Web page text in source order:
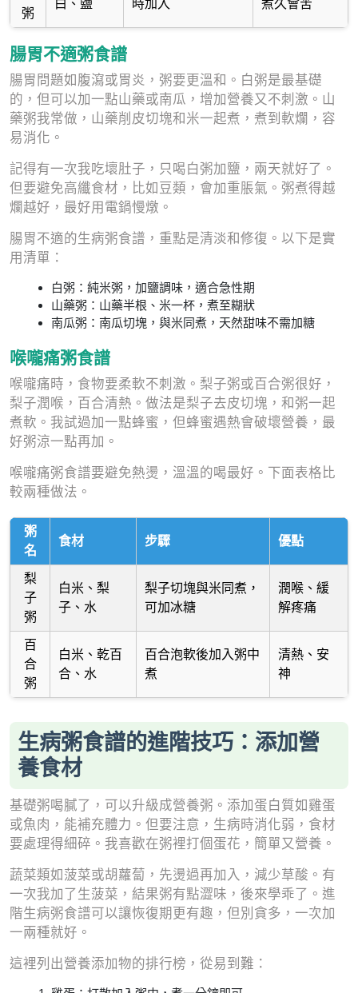
粥
白、鹽 時加入 煮久會苦
腸胃不適粥食譜
腸胃問題如腹瀉或胃炎，粥要更溫和。白粥是最基礎
的，但可以加一點山藥或南瓜，增加營養又不刺激。山
藥粥我常做，山藥削皮切塊和米一起煮，煮到軟爛，容
易消化。
記得有一次我吃壞肚子，只喝白粥加鹽，兩天就好了。
但要避免高纖食材，比如豆類，會加重脹氣。粥煮得越
爛越好，最好用電鍋慢燉。
腸胃不適的生病粥食譜，重點是清淡和修復。以下是實
用清單：
白粥：純米粥，加鹽調味，適合急性期
山藥粥：山藥半根、米一杯，煮至糊狀
南瓜粥：南瓜切塊，與米同煮，天然甜味不需加糖
喉嚨痛粥食譜
喉嚨痛時，食物要柔軟不刺激。梨子粥或百合粥很好，
梨子潤喉，百合清熱。做法是梨子去皮切塊，和粥一起
煮軟。我試過加一點蜂蜜，但蜂蜜遇熱會破壞營養，最
好粥涼一點再加。
喉嚨痛粥食譜要避免熱燙，溫溫的喝最好。下面表格比
較兩種做法。
粥
名
食材 步驟 優點
梨
子
粥
白米、梨
子、水
梨子切塊與米同煮，
可加冰糖
潤喉、緩
解疼痛
百
合
粥
白米、乾百
合、水
百合泡軟後加入粥中
煮
清熱、安
神
生病粥食譜的進階技巧：添加營
養食材
基礎粥喝膩了，可以升級成營養粥。添加蛋白質如雞蛋
或魚肉，能補充體力。但要注意，生病時消化弱，食材
要處理得細碎。我喜歡在粥裡打個蛋花，簡單又營養。
蔬菜類如菠菜或胡蘿蔔，先燙過再加入，減少草酸。有
一次我加了生菠菜，結果粥有點澀味，後來學乖了。進
階生病粥食譜可以讓恢復期更有趣，但別貪多，一次加
一兩種就好。
這裡列出營養添加物的排行榜，從易到難：